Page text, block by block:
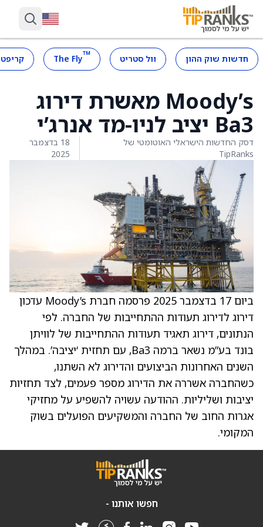
חדשות שוק ההון וול סטריט ™
The Fly
Moody’s מאשרת דירוג
Ba3 יציב לניו-מד אנרג’י
דסק החדשות הישראלי האוטומטי של
TipRanks
18 בדצמבר
2025
ביום 17 בדצמבר 2025 פרסמה חברת Moody’s עדכון
דירוג לדירוג תעודות ההתחייבות של החברה. לפי
הנתונים, דירוג תאגיד תעודות ההתחייבות של לוויתן
בונד בע”מ נשאר ברמה Ba3, עם תחזית ‘יציבה’. במהלך
השנים האחרונות הביצועים והדירוג לא השתנו,
כשהחברה אשררה את הדירוג מספר פעמים, לצד תחזיות
יציבות ושליליות. ההודעה עשויה להשפיע על מחזיקי
אגרות החוב של החברה והמשקיעים הפועלים בשוק
המקומי.
חפשו אותנו -